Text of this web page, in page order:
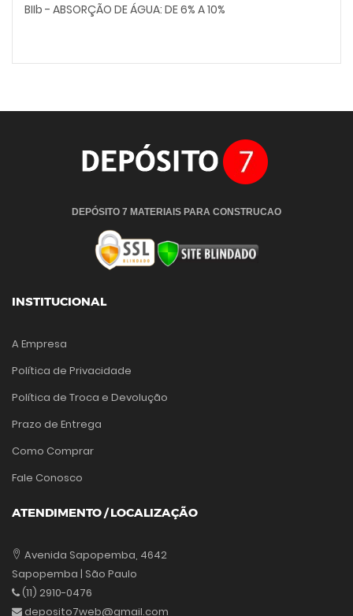
BIIb - ABSORÇÃO DE ÁGUA: DE 6% A 10%
DEPÓSITO 7 MATERIAIS PARA CONSTRUCAO
INSTITUCIONAL
A Empresa
Política de Privacidade
Política de Troca e Devolução
Prazo de Entrega
Como Comprar
Fale Conosco
ATENDIMENTO / LOCALIZAÇÃO
Avenida Sapopemba, 4642
Sapopemba | São Paulo
(11) 2910-0476
deposito7web@gmail.com